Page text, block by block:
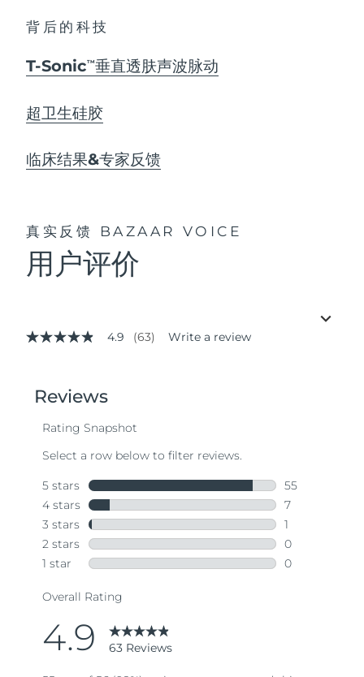
背后的科技
T-SonicTM 垂直透肤声波脉动
超卫生硅胶
临床结果&专家反馈
真实反馈 BAZAAR VOICE
用户评价
4.9
stars,
average
value.
Same
page
link.
4.9 (63) Write a review